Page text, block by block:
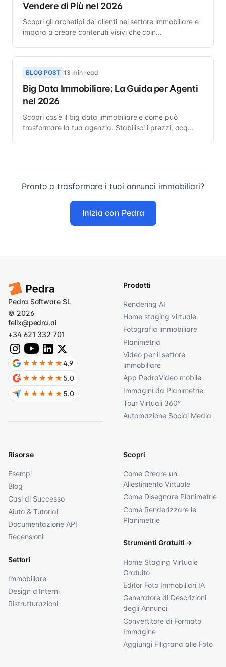
Vendere di Più nel 2026
Scopri gli archetipi dei clienti nel settore immobiliare e
impara a creare contenuti visivi che coin...
BLOG POST 13 min read
Big Data Immobiliare: La Guida per Agenti
nel 2026
Scopri cos’è il big data immobiliare e come può
trasformare la tua agenzia. Stabilisci i prezzi, acq...
Pronto a trasformare i tuoi annunci immobiliari?
Inizia con Pedra
Prodotti
Rendering AI
Home staging virtuale
Fotografia immobiliare
Planimetria
Video per il settore
immobiliare
App PedraVideo mobile
Immagini da Planimetrie
Tour Virtuali 360°
Automazione Social Media
Risorse
Esempi
Blog
Casi di Successo
Aiuto & Tutorial
Documentazione API
Recensioni
Settori
Immobiliare
Design d'Interni
Ristrutturazioni
Scopri
Come Creare un
Allestimento Virtuale
Come Disegnare Planimetrie
Come Renderizzare le
Planimetrie
Strumenti Gratuiti →
Home Staging Virtuale
Gratuito
Editor Foto Immobiliari IA
Generatore di Descrizioni
degli Annunci
Convertitore di Formato
Immagine
Aggiungi Filigrana alle Foto
Pedra Software SL
© 2026
felix@pedra.ai
+34 621 332 701
★★★★★4.9
★★★★★ 5.0
★★★★★ 5.0